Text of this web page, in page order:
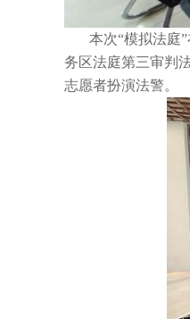
本次“模拟法庭
务区法庭第三审判
志愿者扮演法警。